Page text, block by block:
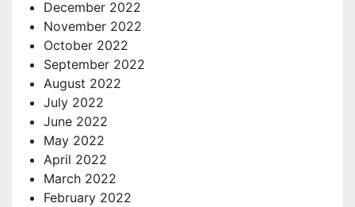
December 2022
November 2022
October 2022
September 2022
August 2022
July 2022
June 2022
May 2022
April 2022
March 2022
February 2022